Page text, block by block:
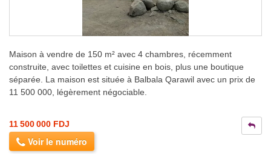
Maison à vendre de 150 m² avec 4 chambres, récemment
construite, avec toilettes et cuisine en bois, plus une boutique
séparée. La maison est située à Balbala Qarawil avec un prix de
11 500 000, légèrement négociable.
11 500 000 FDJ
Voir le numéro